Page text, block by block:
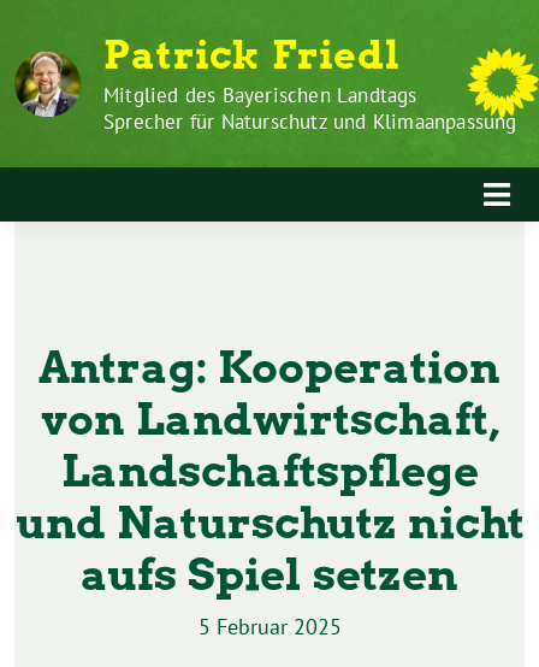
Inhalt
springen
zum
Inhalt
Patrick Friedl
Mitglied des Bayerischen Landtags
Sprecher für Naturschutz und Klimaanpassung
Antrag: Kooperation
von Landwirtschaft,
Landschaftspflege
und Naturschutz nicht
aufs Spiel setzen
5 Februar 2025